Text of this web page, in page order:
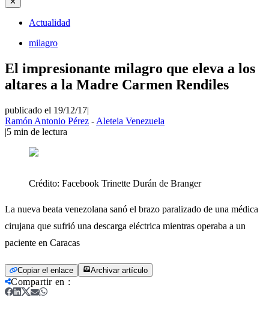
Actualidad
milagro
El impresionante milagro que eleva a los
altares a la Madre Carmen Rendiles
publicado el 19/12/17|
Ramón Antonio Pérez - Aleteia Venezuela
|5 min de lectura
Crédito: Facebook Trinette Durán de Branger
La nueva beata venezolana sanó el brazo paralizado de una médica
cirujana que sufrió una descarga eléctrica mientras operaba a un
paciente en Caracas
Copiar el enlace Archivar artículo
Compartir en :